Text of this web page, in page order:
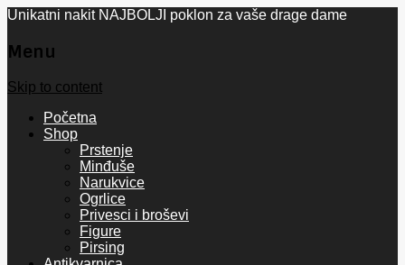
Unikatni nakit NAJBOLJI poklon za vaše drage dame
Menu
Skip to content
Početna
Shop
Prstenje
Minđuše
Narukvice
Ogrlice
Privesci i broševi
Figure
Pirsing